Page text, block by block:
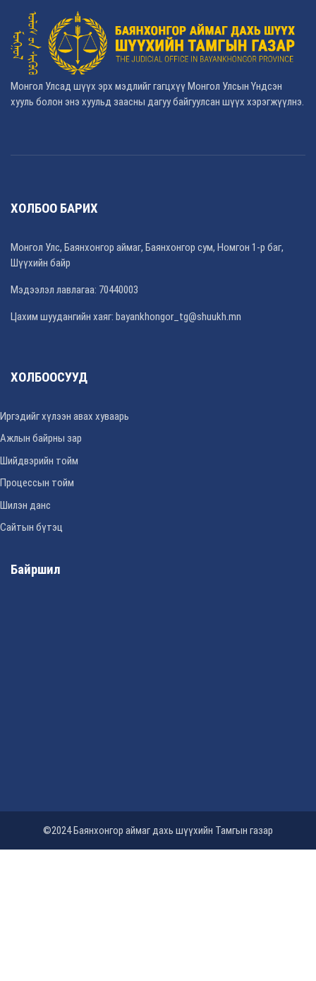
Монгол Улсад шүүх эрх мэдлийг гагцхүү Монгол Улсын Үндсэн
хууль болон энэ хуульд заасны дагуу байгуулсан шүүх хэрэгжүүлнэ.
ХОЛБОО БАРИХ
Монгол Улс, Баянхонгор аймаг, Баянхонгор сум, Номгон 1-р баг,
Шүүхийн байр
Мэдээлэл лавлагаа: 70440003
Цахим шуудангийн хаяг: bayankhongor_tg@shuukh.mn
ХОЛБООСУУД
Иргэдийг хүлээн авах хуваарь
Ажлын байрны зар
Шийдвэрийн тойм
Процессын тойм
Шилэн данс
Сайтын бүтэц
Байршил
©2024 Баянхонгор аймаг дахь шүүхийн Тамгын газар